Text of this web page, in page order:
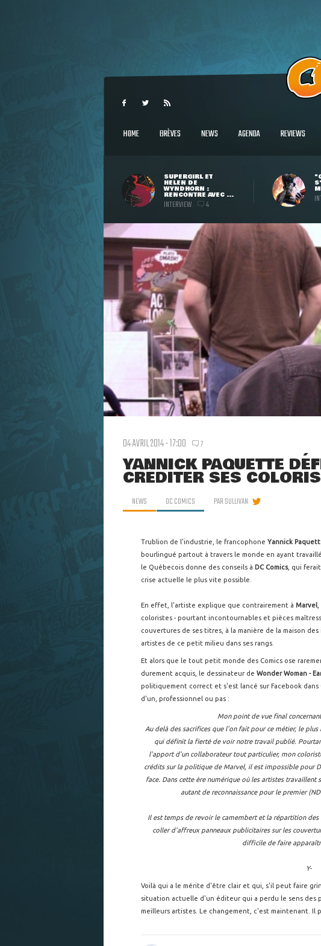
HOME BRÈVES NEWS AGENDA REVIEWS
SUPERGIRL ET
HELEN DE
WYNDHORN :
RENCONTRE AVEC ...
INTERVIEW 4
04 AVRIL 2014 - 17:00 7
YANNICK PAQUETTE
CRÉDITER SES
NEWS DC COMICS PARSULLIVAN
Trublion de l'industrie, le francophone Yannick
bourlingué partout à travers le monde en ayant
le Québecois donne des conseils à DC Comics, qui
crise actuelle le plus vite possible.
En effet, l'artiste explique que contrairement à Marvel
coloristes - pourtant incontournables et pièces
couvertures de ses titres, à la manière de la maison
artistes de ce petit milieu dans ses rangs.
Et alors que le tout petit monde des Comics ose
durement acquis, le dessinateur de Wonder Woman -
politiquement correct et s'est lancé sur Facebook
d'un, professionnel ou pas :
Mon point de vue final
Au delà des sacrifices que l'on fait pour ce métier, le
qui définit la fierté de voir notre travail publié.
l'apport d'un collaborateur tout particulier, mon
crédits sur la politique de Marvel, il est impossible pour
face. Dans cette ère numérique où les artistes
autant de reconnaissance pour le premier
Il est temps de revoir le camembert et la répartition
coller d'affreux panneaux publicitaires sur les
difficile de faire
Y-
Voilà qui a le mérite d'être clair et qui, s'il peut faire
situation actuelle d'un éditeur qui a perdu le sens
meilleurs artistes. Le changement, c'est maintenant. Il